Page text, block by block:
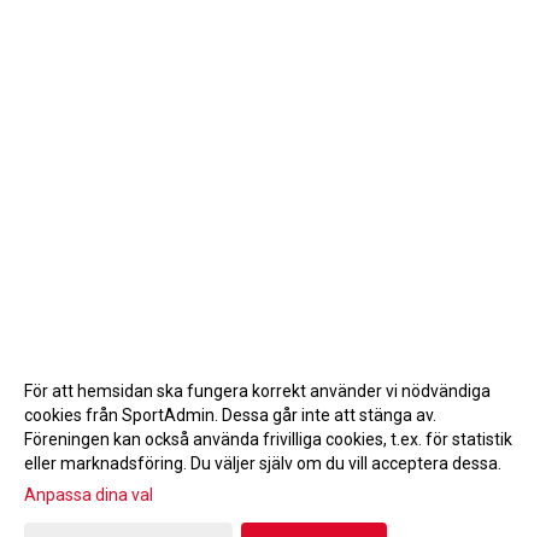
Gå till Webbversion
För att hemsidan ska fungera korrekt använder vi nödvändiga
cookies från SportAdmin. Dessa går inte att stänga av.
Föreningen kan också använda frivilliga cookies, t.ex. för statistik
eller marknadsföring. Du väljer själv om du vill acceptera dessa.
Anpassa dina val